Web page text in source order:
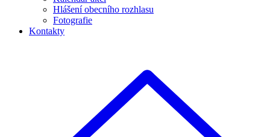
Hlášení obecního rozhlasu
Fotografie
Kontakty